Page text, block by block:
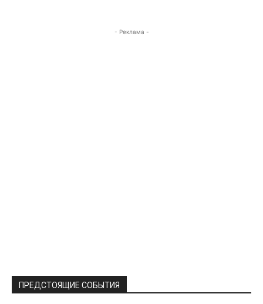
- Реклама -
ПРЕДСТОЯЩИЕ СОБЫТИЯ